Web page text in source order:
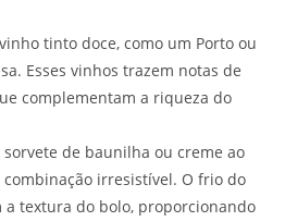
tinto doce, como um Porto ou
Esses vinhos trazem notas de
complementam a riqueza do
sorvete de baunilha ou creme ao
irresistível. O frio do
a textura do bolo, proporcionando